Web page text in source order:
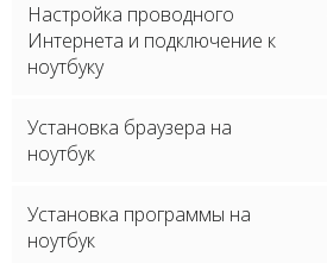
Настройка проводного
Интернета и подключение к
ноутбуку
Установка браузера на
ноутбук
Установка программы на
ноутбук